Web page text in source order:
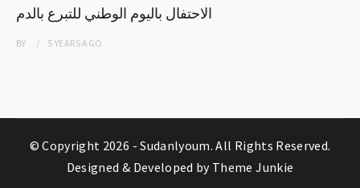
الاحتفال باليوم الوطني للتبرع بالدم
BY 5 YEARSAGO
© Copyright 2026 -Sudanlyoum. All Rights Reserved.
Designed & Developed by Theme Junkie